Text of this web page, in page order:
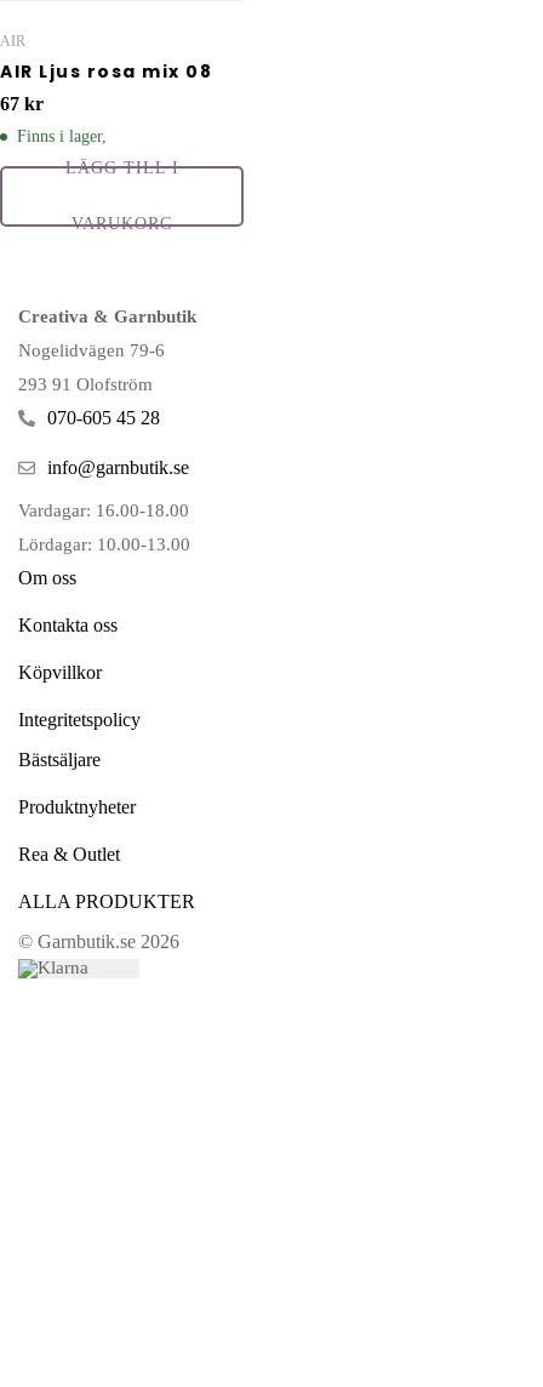
AIR
AIR Ljus rosa mix 08
67 kr
Finns i lager,
LÄGG TILL I
VARUKORG
Creativa & Garnbutik
Nogelidvägen 79-6
293 91 Olofström
070-605 45 28
info@garnbutik.se
Vardagar: 16.00-18.00
Lördagar: 10.00-13.00
Om oss
Kontakta oss
Köpvillkor
Integritetspolicy
Bästsäljare
Produktnyheter
Rea & Outlet
ALLA PRODUKTER
© Garnbutik.se 2026